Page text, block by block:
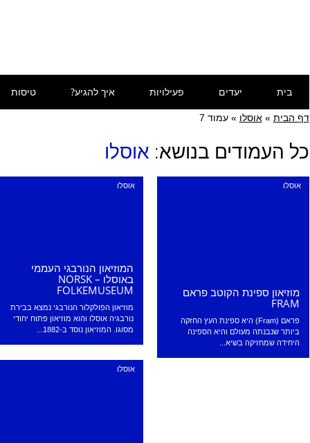
content
בית יעדים פעילויות איך להגיע? טיסות
דף הבית »אוסלו »עמוד 7
כל העמודים בנושא: אוסלו
אוסלו
המוזיאון הנורבגי העממי
באוסלו – NORSK
FOLKEMUSEUM
מוזיאון הפולקלור הנורבגי נמצא בבירת
נורבגיה אוסלו והוא מוזיאון פתוח יחודי
מסוגו. המוזיאון נוסד ב-1882...
אוסלו
מוזיאון ספינת הקוטב פראם
FRAM
פראם (Fram) היא ספינת העץ החזקה
ביותר שנבנתה מעולם והיא הספינה
היחידה שמחזיקה בשיא...
אוסלו